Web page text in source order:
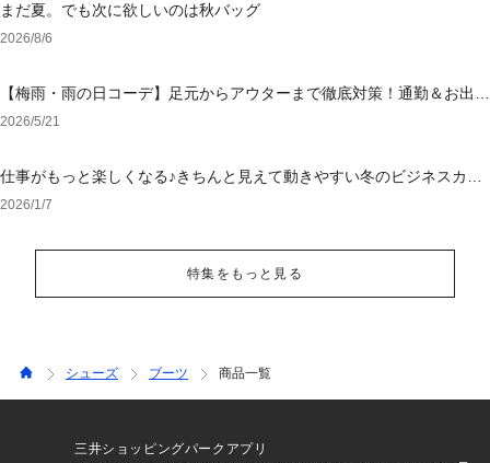
まだ夏。でも次に欲しいのは秋バッグ
2026/8/6
【梅雨・雨の日コーデ】足元からアウターまで徹底対策！通勤＆お出か
けを乗り切る「大人の撥水・ウォッシャブル」特集
2026/5/21
仕事がもっと楽しくなる♪きちんと見えて動きやすい冬のビジネスカジ
ュアル
2026/1/7
特集をもっと見る
シューズ ブーツ 商品一覧
三井ショッピングパークアプリ